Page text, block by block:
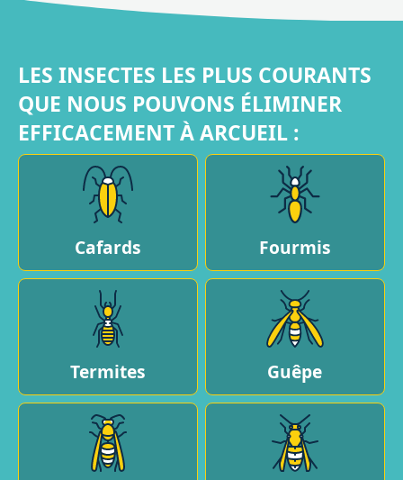
LES INSECTES LES PLUS COURANTS
QUE NOUS POUVONS ÉLIMINER
EFFICACEMENT À ARCUEIL :
Cafards Fourmis
Termites Guêpe